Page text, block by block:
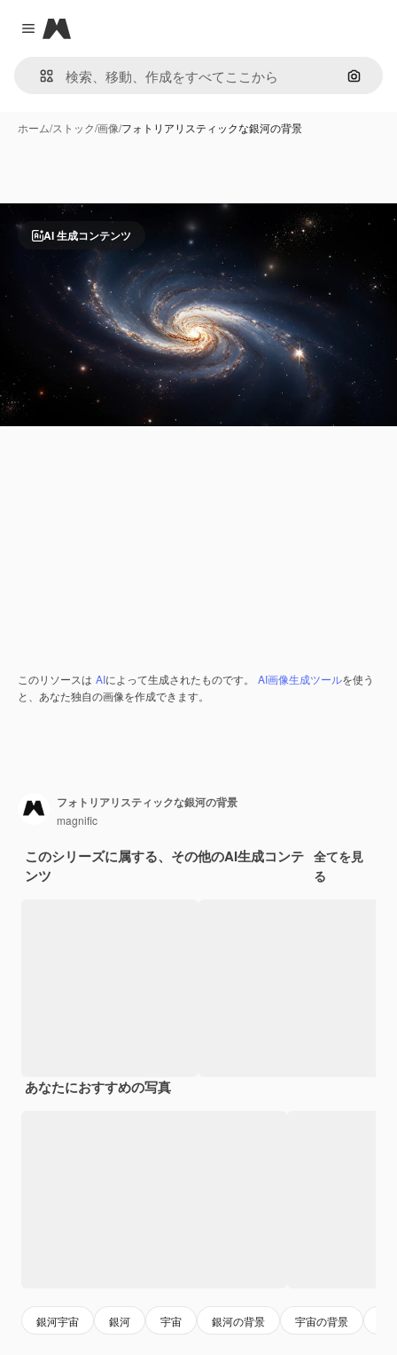
Close menu
Magnific
画像で
ホーム/ストック/画像/フォトリアリスティックな銀河の背景
AI 生成コンテンツ
このリソースは AIによって生成されたものです。 AI画像生成ツールを使う
と、あなた独自の画像を作成できます。
フォトリアリスティックな銀河の背景
magnific
このシリーズに属する、その他のAI生成コンテ
ンツ
全てを見
る
あなたにおすすめの写真
銀河宇宙 銀河 宇宙 銀河の背景 宇宙の背景